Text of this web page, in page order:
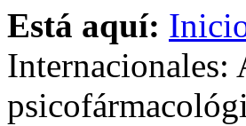
Está aquí:
Internacionales: